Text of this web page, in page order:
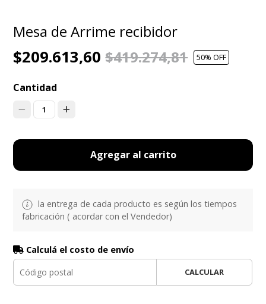
Mesa de Arrime recibidor
$209.613,60$419.274,81 50% OFF
Cantidad
1
Agregar al carrito
la entrega de cada producto es según los tiempos
fabricación ( acordar con el Vendedor)
Calculá el costo de envío
CALCULAR